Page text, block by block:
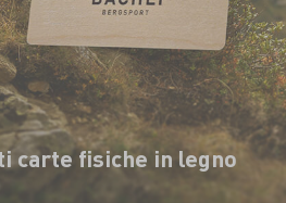
carte fisiche in legno